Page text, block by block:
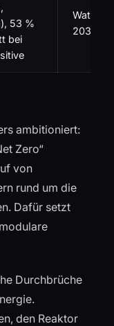
53 %
bei
Water
2030
ambitioniert:
Zero“
von
rund um die
Dafür setzt
Durchbrüche
den Reaktor